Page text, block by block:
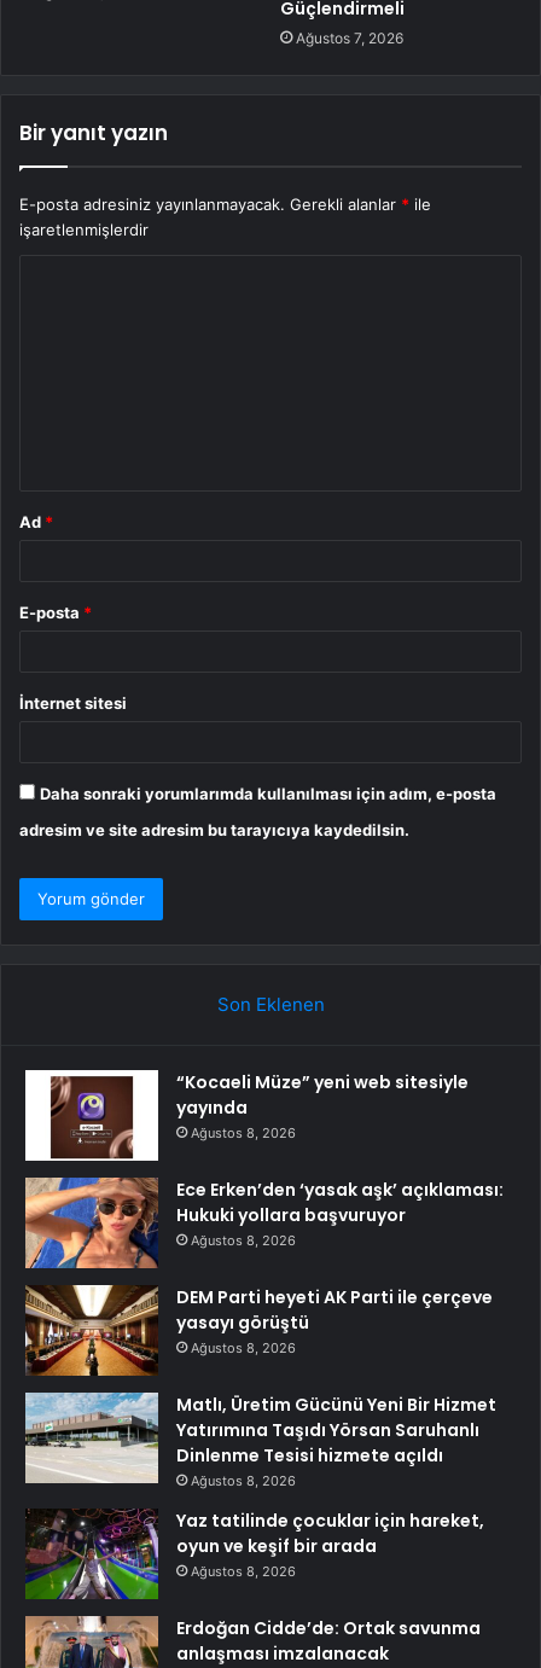
Güçlendirmeli
Ağustos 7, 2026
Bir yanıt yazın
E-posta adresiniz yayınlanmayacak. Gerekli alanlar * ile
işaretlenmişlerdir
Ad *
E-posta *
İnternet sitesi
Daha sonraki yorumlarımda kullanılması için adım, e-posta
adresim ve site adresim bu tarayıcıya kaydedilsin.
Son Eklenen
“Kocaeli Müze” yeni web sitesiyle
yayında
Ağustos 8, 2026
Ece Erken’den ‘yasak aşk’ açıklaması:
Hukuki yollara başvuruyor
Ağustos 8, 2026
DEM Parti heyeti AK Parti ile çerçeve
yasayı görüştü
Ağustos 8, 2026
Matlı, Üretim Gücünü Yeni Bir Hizmet
Yatırımına Taşıdı Yörsan Saruhanlı
Dinlenme Tesisi hizmete açıldı
Ağustos 8, 2026
Yaz tatilinde çocuklar için hareket,
oyun ve keşif bir arada
Ağustos 8, 2026
Erdoğan Cidde’de: Ortak savunma
anlaşması imzalanacak